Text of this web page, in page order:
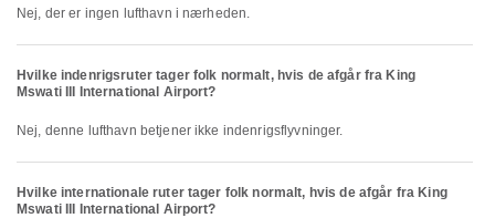
Nej, der er ingen lufthavn i nærheden.
Hvilke indenrigsruter tager folk normalt, hvis de afgår fra King
Mswati III International Airport?
Nej, denne lufthavn betjener ikke indenrigsflyvninger.
Hvilke internationale ruter tager folk normalt, hvis de afgår fra King
Mswati III International Airport?